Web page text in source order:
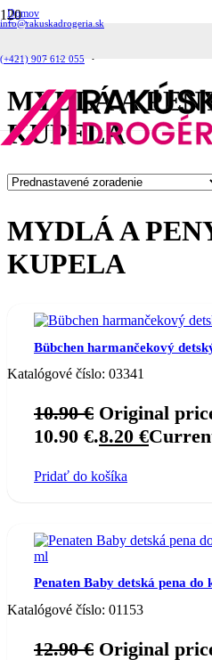
info@rakuskadrogeria.sk
(+421) 907 612 055
Domov
Dieťa
Mydlá a peny do kupela
MYDLÁ A
KUPELA
MYDLÁ A
KUPELA
Bübchen harmančekový
Katalógové číslo: 03341
10.90€ Original
10.90 €.8.20 €
Pridať do košíka
Penaten Baby detská pena
Katalógové číslo: 01153
12.90€ Original